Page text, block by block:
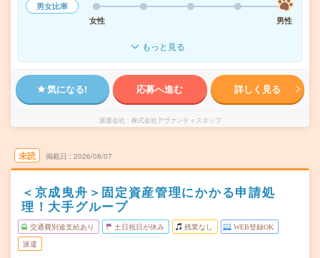
男女比率
女性
男性
もっと見る
気になる! 応募へ進む 詳しく見る
派遣会社 株式会社アヴァンティスタッフ
未読 掲載日 2026/08/07
＜京成曳舟＞固定資産管理にかかる申請処
理！大手グループ
交通費別途支給あり 土日祝日が休み 残業なし WEB登録OK
派遣